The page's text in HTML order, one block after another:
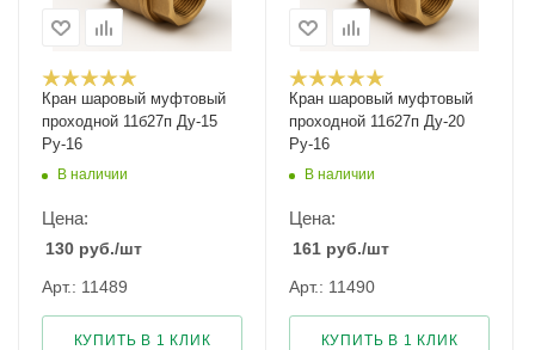
Кран шаровый муфтовый
проходной 11б27п Ду-15
Ру-16
В наличии
Цена:
130 руб./шт
Арт.: 11489
КУПИТЬ В 1 КЛИК
Кран шаровый муфтовый
проходной 11б27п Ду-20
Ру-16
В наличии
Цена:
161 руб./шт
Арт.: 11490
КУПИТЬ В 1 КЛИК